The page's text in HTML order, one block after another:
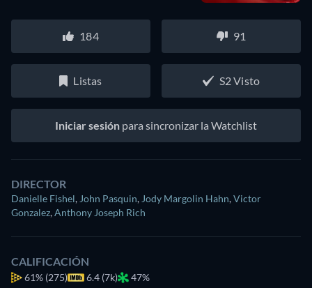
184 91
Listas S2 Visto
Iniciar sesión para sincronizar la Watchlist
DIRECTOR
Danielle Fishel, John Pasquin, Jody Margolin Hahn,Victor
Gonzalez,Anthony Joseph Rich
CALIFICACIÓN
61% (275) 6.4 (7k) 47%